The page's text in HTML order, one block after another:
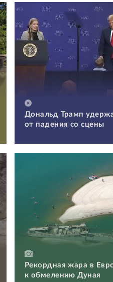
Дональд Трамп
от падения со сцены
Рекордная жара в
к обмелению Дуная